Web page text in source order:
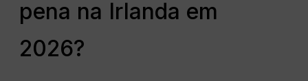
pena na Irlanda em
2026?